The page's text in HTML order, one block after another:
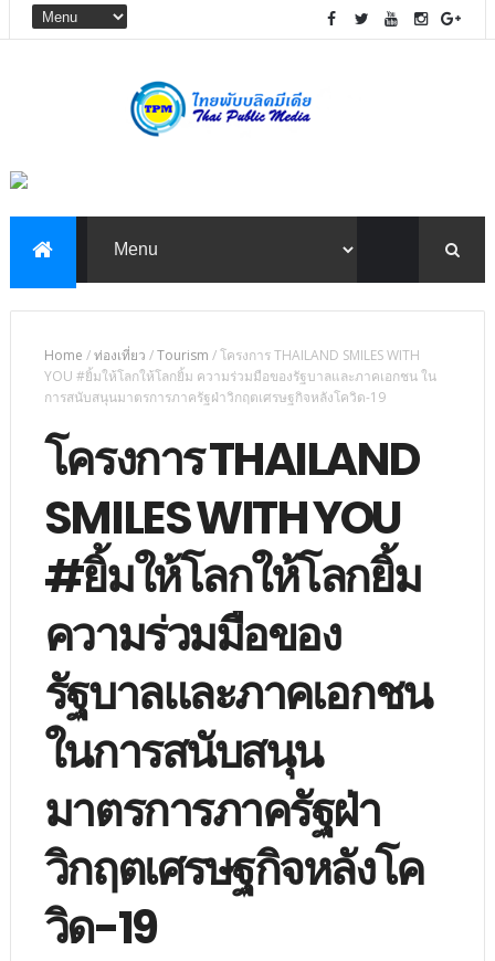
Home /ท่องเที่ยว /Tourism /โครงการ THAILAND SMILES WITH
YOU #ยิ้มให้โลกให้โลกยิ้ม ความร่วมมือของรัฐบาลและภาคเอกชน ใน
การสนับสนุนมาตรการภาครัฐฝ่าวิกฤตเศรษฐกิจหลังโควิด-19
โครงการ THAILAND
SMILES WITH YOU
#ยิ้มให้โลกให้โลกยิ้ม
ความร่วมมือของ
รัฐบาลและภาคเอกชน
ในการสนับสนุน
มาตรการภาครัฐฝ่า
วิกฤตเศรษฐกิจหลังโค
วิด-19